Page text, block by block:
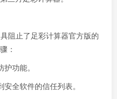
阻止了足彩计算器官方版的
：
功能。
全软件的信任列表。